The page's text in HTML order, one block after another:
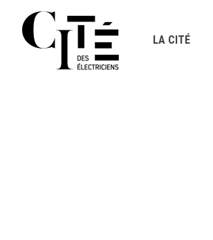
LA CITÉ
Panneau de gestion des cookies